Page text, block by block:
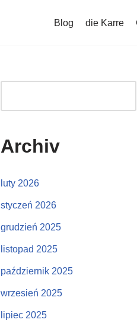
Blog die Karre
Archiv
luty 2026
styczeń 2026
grudzień 2025
listopad 2025
październik 2025
wrzesień 2025
lipiec 2025